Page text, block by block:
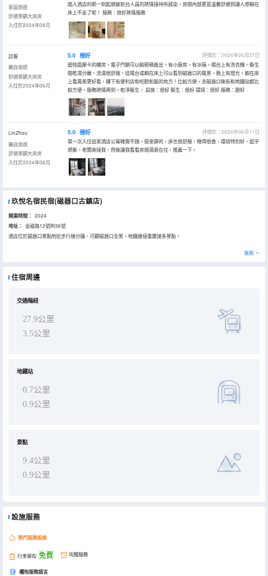
家庭旅遊
舒適景觀大床房
入住於2024年08月
踏入酒店的那一刻起就被前台人員的熱情接待所感染，房間內部更是温馨舒適到讓人想賴在
床上不走了呢！ 服務：很好熱情服務
訪客
獨自旅遊
舒適景觀大床房
入住於2024年06月
5.0 極好
評價於：2024年06月27日
碧桂園摩卡的樓房。電子門鎖可以輸密碼進出。有小廚房，有冰箱。陽台上有洗衣機。衞生
間乾濕分離。洗澡很舒服。從陽台或躺在床上可以看到磁器口的風景。晚上有燈光。躺在床
上看風景更好看。樓下有便利店和吃麪和飯的地方！比較方便。去磁器口後街和地鐵站都比
較方便。服務熱情周到。乾淨衞生。 設施：很好 衞生：很好 環境：很好 服務：跟好
LinZhou
獨自旅遊
舒適景觀大床房
入住於2024年06月
5.0 極好
評價於：2024年06月11日
第一次入住這家酒店公寓確實不錯，挺安靜的，床也很舒服，睡得很香，環境特別好，超乎
想象，老闆來接我，然後讓我看看房間滿意在住，推薦一下。
玖悅名宿民宿(磁器口古鎮店)
開業時間： 2024
地址：
金磁路12號附36號
酒店位於磁器口景點附近步行幾分鐘，可觀磁器口全景。地鐵連接重慶諸多景點。
展開
住宿周邊
交通樞紐
27.9公里
3.5公里
地鐵站
0.7公里
0.9公里
景點
9.4公里
0.9公里
設施服務
熱門服務設施
行李寄存 免費 叫醒服務
櫃枱服務語言